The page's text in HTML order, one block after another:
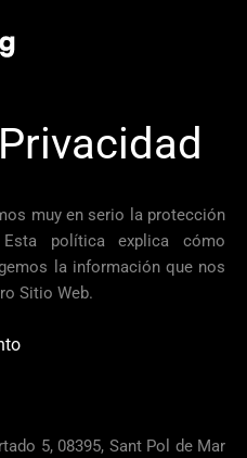
muy en serio la protección
política explica cómo
la información que nos
Sitio Web.
5, 08395, Sant Pol de Mar